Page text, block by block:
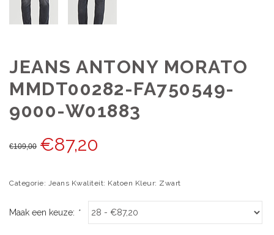
JEANS ANTONY MORATO
MMDT00282-FA750549-
9000-W01883
€109,00 €87,20
Categorie: Jeans Kwaliteit: Katoen Kleur: Zwart
Maak een keuze: *